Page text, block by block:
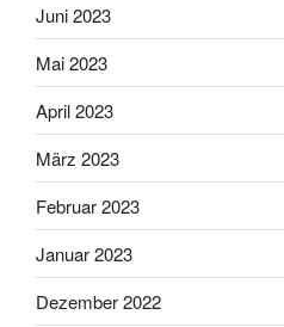
Juni 2023
Mai 2023
April 2023
März 2023
Februar 2023
Januar 2023
Dezember 2022